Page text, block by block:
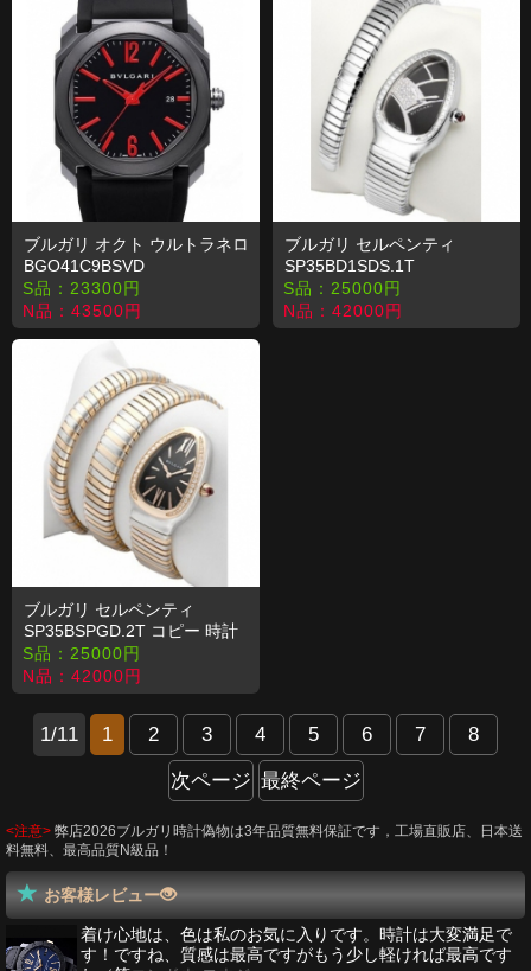
ブルガリ オクト ウルトラネロ
BGO41C9BSVD
S品： 23300円
N品： 43500円
ブルガリ セルペンティ
SP35BD1SDS.1T
S品： 25000円
N品： 42000円
ブルガリ セルペンティ
SP35BSPGD.2T コピー 時計
S品： 25000円
N品： 42000円
1/11 1 2 3 4 5 6 7 8
次ページ 最終ページ
<注意> 弊店2026ブルガリ時計偽物は3年品質無料保証です，工場直販店、日本送
料無料、最高品質N級品！
お客様レビュー
着け心地は、色は私のお気に入りです。時計は大変満足で
す！ですね、質感は最高ですがもう少し軽ければ最高です